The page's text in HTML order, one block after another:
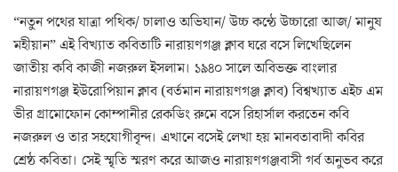
“নতুন পথের যাত্রা পথিক/ চালাও অভিযান/ উচ্চ কন্ঠে উচ্চারো আজ/ মানুষ
মহীয়ান” এই বিখ্যাত কবিতাটি নারায়ণগঞ্জ ক্লাব ঘরে বসে লিখেছিলেন
জাতীয় কবি কাজী নজরুল ইসলাম। ১৯৪০ সালে অবিভক্ত বাংলার
নারায়ণগঞ্জ ইউরোপিয়ান ক্লাব (বর্তমান নারায়ণগঞ্জ ক্লাব) বিশ্বখ্যাত এইচ এম
ভীর গ্রামোফোন কোম্পানীর রেকডিং রুমে বসে রিহার্সাল করতেন কবি
নজরুল ও তার সহযোগীবৃন্দ। এখানে বসেই লেখা হয় মানবতাবাদী কবির
শ্রেষ্ঠ কবিতা। সেই স্মৃতি স্মরণ করে আজও নারায়ণগঞ্জবাসী গর্ব অনুভব করে